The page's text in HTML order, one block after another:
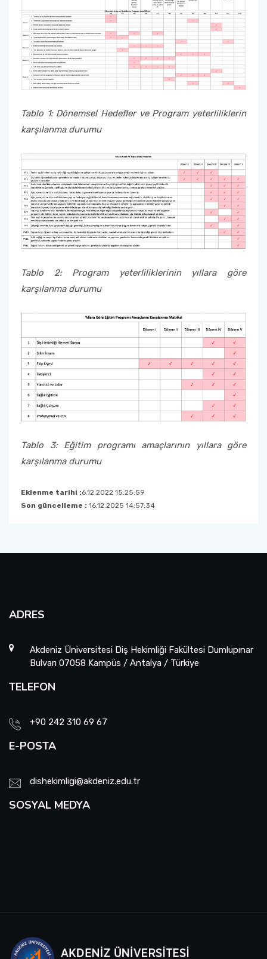
Tablo 1: Dönemsel Hedefler ve Program yeterliliklerin
karşılanma durumu
Tablo 2: Program yeterliliklerinin yıllara göre
karşılanma durumu
Tablo 3: Eğitim programı amaçlarının yıllara göre
karşılanma durumu
Eklenme tarihi :6.12.2022 15:25:59
Son güncelleme : 16.12.2025 14:57:34
ADRES
Akdeniz Üniversitesi Diş Hekimliği Fakültesi Dumlupınar
Bulvarı 07058 Kampüs / Antalya / Türkiye
TELEFON
+90 242 310 69 67
E-POSTA
dishekimligi@akdeniz.edu.tr
SOSYAL MEDYA